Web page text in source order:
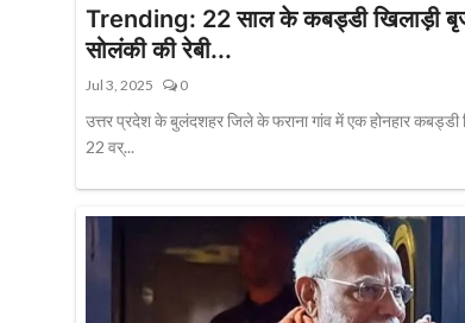
Trending: 22 साल के कबड्डी खिलाड़ी
सोलंकी की रेबी...
Jul 3, 2025 0
उत्तर प्रदेश के बुलंदशहर जिले के फराना गांव में एक होनहार कबड्डी
22 वर्...